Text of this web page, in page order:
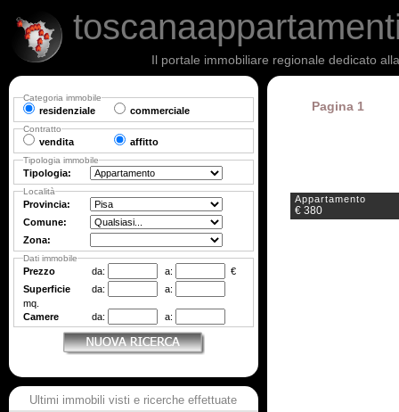
Il portale immobiliare regionale dedicato
Pagina 1
Appartamento
€ 380
Categoria immobile
residenziale commerciale
Contratto
vendita affitto
Tipologia immobile
Tipologia:
Località
Provincia:
Comune:
Zona:
Dati immobile
Prezzo da: a:
€
Superficie
da:
a:
mq.
Camere
da: a:
Ultimi immobili visti e ricerche effettuate